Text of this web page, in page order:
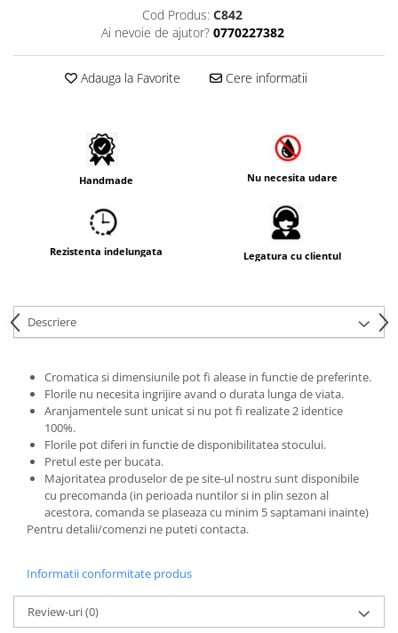
Cod Produs: C842
Ai nevoie de ajutor? 0770227382
Adauga la Favorite Cere informatii
Handmade Nu necesita udare
Rezistenta indelungata Legatura cu clientul
Descriere
Cromatica si dimensiunile pot fi alease in functie de preferinte.
Florile nu necesita ingrijire avand o durata lunga de viata.
Aranjamentele sunt unicat si nu pot fi realizate 2 identice
100%.
Florile pot diferi in functie de disponibilitatea stocului.
Pretul este per bucata.
Majoritatea produselor de pe site-ul nostru sunt disponibile
cu precomanda (in perioada nuntilor si in plin sezon al
acestora, comanda se plaseaza cu minim 5 saptamani inainte)
Pentru detalii/comenzi ne puteti contacta.
Informatii conformitate produs
Review-uri(0)